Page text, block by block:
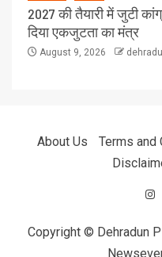
2027 की तैयारी में जुटी
दिया एकजुटता का मंत्र
August 9, 2026
About Us Terms and
Copyright © Dehradun